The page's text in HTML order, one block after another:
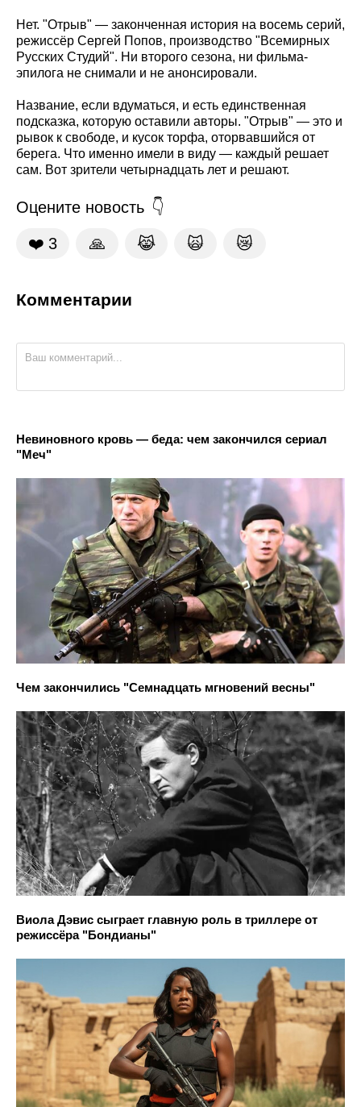
Нет. "Отрыв" — законченная история на восемь серий,
режиссёр Сергей Попов, производство "Всемирных
Русских Студий". Ни второго сезона, ни фильма-
эпилога не снимали и не анонсировали.
Название, если вдуматься, и есть единственная
подсказка, которую оставили авторы. "Отрыв" — это и
рывок к свободе, и кусок торфа, оторвавшийся от
берега. Что именно имели в виду — каждый решает
сам. Вот зрители четырнадцать лет и решают.
Оцените новость
❤️ 3 🙏 😹 🙀 😿
Комментарии
Невиновного кровь — беда: чем закончился сериал
"Меч"
Чем закончились "Семнадцать мгновений весны"
Виола Дэвис сыграет главную роль в триллере от
режиссёра "Бондианы"